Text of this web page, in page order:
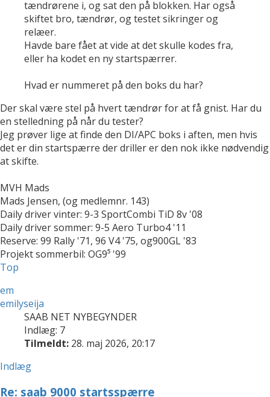
tændrørene i, og sat den på blokken. Har også
skiftet bro, tændrør, og testet sikringer og
relæer.
Havde bare fået at vide at det skulle kodes fra,
eller ha kodet en ny startspærrer.
Hvad er nummeret på den boks du har?
Der skal være stel på hvert tændrør for at få gnist. Har du
en stelledning på når du tester?
Jeg prøver lige at finde den DI/APC boks i aften, men hvis
det er din startspærre der driller er den nok ikke nødvendig
at skifte.
MVH Mads
Mads Jensen, (og medlemnr. 143)
Daily driver vinter: 9-3 SportCombi TiD 8v '08
Daily driver sommer: 9-5 Aero Turbo4 '11
Reserve: 99 Rally '71, 96 V4 '75, og900GL '83
Projekt sommerbil: OG9⁵ '99
Top
em
emilyseija
SAAB NET NYBEGYNDER
Indlæg: 7
Tilmeldt: 28. maj 2026, 20:17
Indlæg
Re: saab 9000 startsspærre